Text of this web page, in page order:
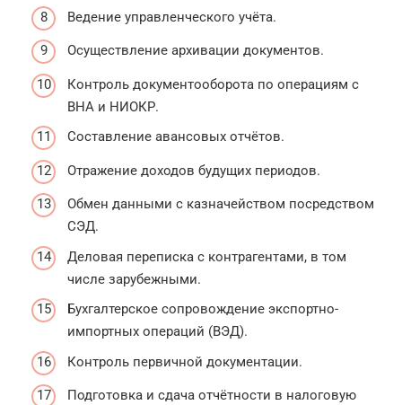
Ведение управленческого учёта.
Осуществление архивации документов.
Контроль документооборота по операциям с
ВНА и НИОКР.
Составление авансовых отчётов.
Отражение доходов будущих периодов.
Обмен данными с казначейством посредством
СЭД.
Деловая переписка с контрагентами, в том
числе зарубежными.
Бухгалтерское сопровождение экспортно-
импортных операций (ВЭД).
Контроль первичной документации.
Подготовка и сдача отчётности в налоговую